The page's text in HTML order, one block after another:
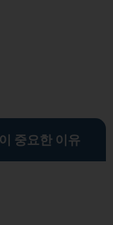
중요한 이유